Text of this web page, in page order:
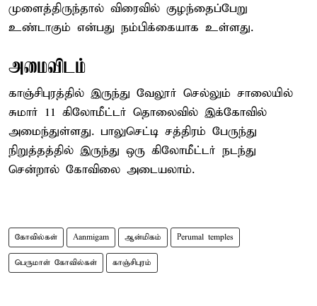
முளைத்திருந்தால் விரைவில் குழந்தைப்பேறு
உண்டாகும் என்பது நம்பிக்கையாக உள்ளது.
அமைவிடம்
காஞ்சிபுரத்தில் இருந்து வேலூர் செல்லும் சாலையில்
சுமார் 11 கிலோமீட்டர் தொலைவில் இக்கோவில்
அமைந்துள்ளது. பாலுசெட்டி சத்திரம் பேருந்து
நிறுத்தத்தில் இருந்து ஒரு கிலோமீட்டர் நடந்து
சென்றால் கோவிலை அடையலாம்.
கோவில்கள் Aanmigam ஆன்மிகம் Perumal temples
பெருமாள் கோவில்கள் காஞ்சிபுரம்